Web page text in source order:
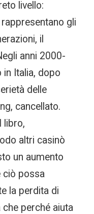
livello:
gli
il
anni 2000-
in Italia, dopo
delle
cancellato.
libro,
altri casinò
un aumento
ciò possa
la perdita di
perché aiuta